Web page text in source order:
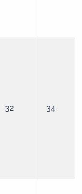
32 34